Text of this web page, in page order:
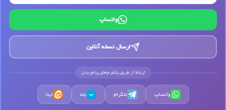
واتساپ
ارسال نسخه آنلاین
ارتباط از طریق پلتفرم‌های پیام‌رسان
واتساپ تلگرام ب بله ایتا